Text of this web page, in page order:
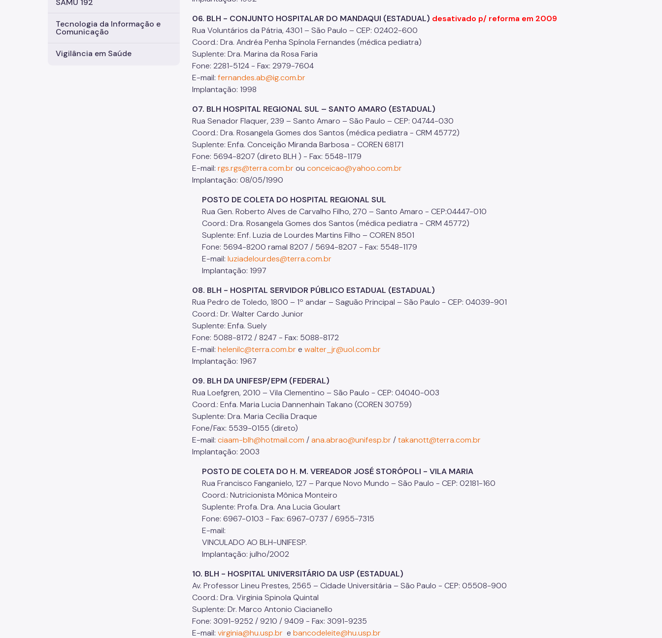
SAMU 192
Tecnologia da Informação e
Comunicação
Vigilância em Saúde
06. BLH - CONJUNTO HOSPITALAR DO MANDAQUI (ESTADUAL) desativado p/ reforma em 2009
Rua Voluntários da Pátria, 4301 – São Paulo – CEP: 02402-600
Coord.: Dra. Andréa Penha Spínola Fernandes (médica pediatra)
Suplente: Dra. Marina da Rosa Faria
Fone: 2281-5124 - Fax: 2979-7604
E-mail: fernandes.ab@ig.com.br
Implantação: 1998
07. BLH HOSPITAL REGIONAL SUL – SANTO AMARO (ESTADUAL)
Rua Senador Flaquer, 239 – Santo Amaro – São Paulo – CEP: 04744-030
Coord.: Dra. Rosangela Gomes dos Santos (médica pediatra - CRM 45772)
Suplente: Enfa. Conceição Miranda Barbosa - COREN 68171
Fone: 5694-8207 (direto BLH ) - Fax: 5548-1179
E-mail: rgs.rgs@terra.com.br ou conceicao@yahoo.com.br
Implantação: 08/05/1990
POSTO DE COLETA DO HOSPITAL REGIONAL SUL
Rua Gen. Roberto Alves de Carvalho Filho, 270 – Santo Amaro - CEP:04447-010
Coord.: Dra. Rosangela Gomes dos Santos (médica pediatra - CRM 45772)
Suplente: Enf. Luzia de Lourdes Martins Filho – COREN 8501
Fone: 5694-8200 ramal 8207 / 5694-8207 - Fax: 5548-1179
E-mail: luziadelourdes@terra.com.br
Implantação: 1997
08. BLH - HOSPITAL SERVIDOR PÚBLICO ESTADUAL (ESTADUAL)
Rua Pedro de Toledo, 1800 – 1º andar – Saguão Principal – São Paulo - CEP: 04039-901
Coord.: Dr. Walter Cardo Junior
Suplente: Enfa. Suely
Fone: 5088-8172 / 8247 - Fax: 5088-8172
E-mail: helenilc@terra.com.bre walter_jr@uol.com.br
Implantação: 1967
09. BLH DA UNIFESP/EPM (FEDERAL)
Rua Loefgren, 2010 – Vila Clementino – São Paulo - CEP: 04040-003
Coord.: Enfa. Maria Lucia Dannenhain Takano (COREN 30759)
Suplente: Dra. Maria Cecília Draque
Fone/Fax: 5539-0155 (direto)
E-mail: ciaam-blh@hotmail.com /ana.abrao@unifesp.br /takanott@terra.com.br
Implantação: 2003
POSTO DE COLETA DO H. M. VEREADOR JOSÉ STORÓPOLI - VILA MARIA
Rua Francisco Fanganielo, 127 – Parque Novo Mundo – São Paulo - CEP: 02181-160
Coord.: Nutricionista Mônica Monteiro
Suplente: Profa. Dra. Ana Lucia Goulart
Fone: 6967-0103 - Fax: 6967-0737 / 6955-7315
E-mail:
VINCULADO AO BLH-UNIFESP.
Implantação: julho/2002
10. BLH - HOSPITAL UNIVERSITÁRIO DA USP (ESTADUAL)
Av. Professor Lineu Prestes, 2565 – Cidade Universitária – São Paulo - CEP: 05508-900
Coord.: Dra. Virginia Spinola Quintal
Suplente: Dr. Marco Antonio Ciacianello
Fone: 3091-9252 / 9210 / 9409 - Fax: 3091-9235
E-mail: virginia@hu.usp.br e bancodeleite@hu.usp.br